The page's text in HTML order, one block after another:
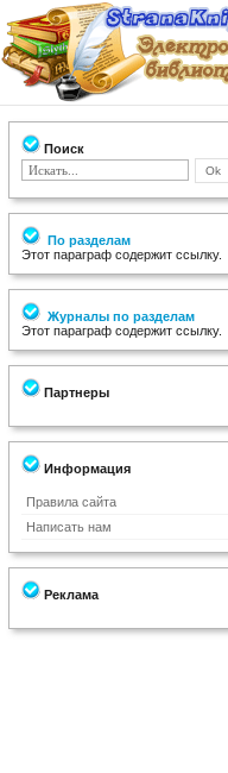
Поиск
По разделам
Этот параграф содержит ссылку.
Журналы по разделам
Этот параграф содержит ссылку.
Партнеры
Информация
Правила сайта
Написать нам
Реклама